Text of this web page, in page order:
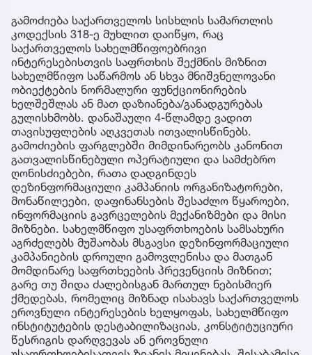
გამოძიება საქართველოს სისხლის სამართლის
კოდექსის 318-ე მუხლით დაიწყო, რაც
საქართველოს სახელმწიფოებრივი
ინტერესებისთვის საფრთხის შექმნის მიზნით
სახელმწიფო საწარმოს ან სხვა მნიშვნელოვანი
ობიექტების ნორმალური ფუნქციონირების
ხელშეშლას ან მათ დაზიანება/განადგურებას
გულისხმობს. დანაშაული 4-წლამდე ვადით
თავისუფლების აღკვეთას ითვალისწინებს.
გამოძიების ფარგლებში მიმდინარეობს კანონით
გათვალისწინებული ოპერატიული და სამძებრო
ღონისძიებები, რათა დადგინდეს
დეზინფორმაციული კამპანიის ორგანიზატორები,
მონაწილეები, დაფინანსების შესაძლო წყაროები,
ინფორმაციის გავრცელების მექანიზმები და მისი
მიზნები. სახელმწიფო უსაფრთხოების სამსახური
აგრძელებს მუშაობას მსგავსი დეზინფორმაციული
კამპანიების დროული გამოვლენისა და მათგან
მომდინარე საფრთხეების პრევენციის მიზნით;
გარე თუ შიდა ძალებისგან მართულ ნებისმიერ
ქმედებას, რომელიც მიზნად ისახავს საქართველოს
ეროვნული ინტერესების ხელყოფას, სახელმწიფო
ინსტიტუტების დესტაბილიზაციას, კონსტიტუციური
წესრიგის დარღვევას ან ეროვნული